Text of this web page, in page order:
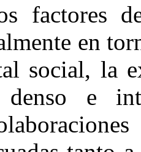
factores
en
social, la
e